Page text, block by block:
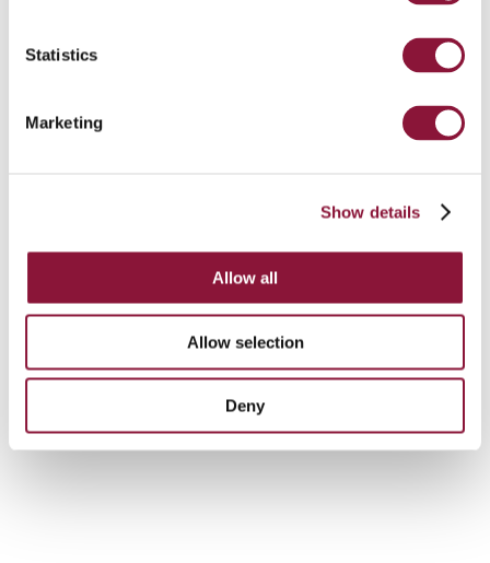
Statistics
Marketing
Show details
Allow all
Allow selection
Deny